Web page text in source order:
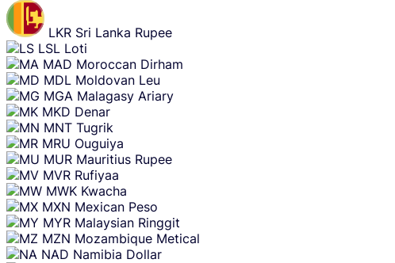
LKR Sri Lanka Rupee
LSL Loti
MAD Moroccan Dirham
MDL Moldovan Leu
MGA Malagasy Ariary
MKD Denar
MNT Tugrik
MRU Ouguiya
MUR Mauritius Rupee
MVR Rufiyaa
MWK Kwacha
MXN Mexican Peso
MYR Malaysian Ringgit
MZN Mozambique Metical
NAD Namibia Dollar